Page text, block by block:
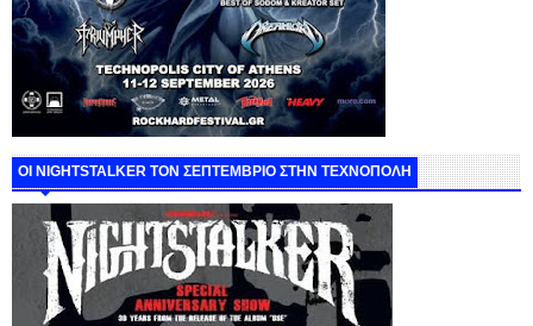
ΟΙ NIGHTSTALKER ΤΟΝ ΣΕΠΤΕΜΒΡΙΟ ΣΤΗΝ ΤΕΧΝΟΠΟΛΗ